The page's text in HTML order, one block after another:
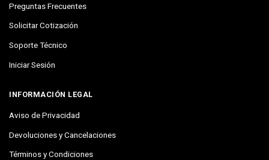
Preguntas Frecuentes
Solicitar Cotización
Soporte Técnico
Iniciar Sesión
INFORMACIÓN LEGAL
Aviso de Privacidad
Devoluciones y Cancelaciones
Términos y Condiciones